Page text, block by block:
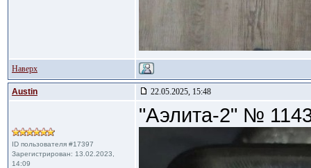
Наверх
Austin 22.05.2025, 15:48
ID пользователя #17397
Зарегистрирован: 13.02.2023,
14:09
"Аэлита-2" №